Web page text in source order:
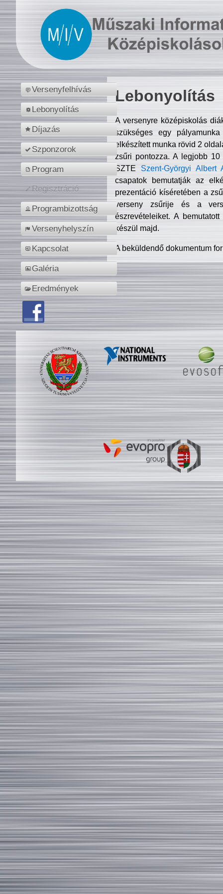
Versenyfelhívás
Lebonyolítás
Díjazás
Szponzorok
Program
Regisztráció
Programbizottság
Versenyhelyszín
Kapcsolat
Galéria
Eredmények
Lebonyolítás
A versenyre középiskolás
szükséges egy
elkészített munka rövid 2
zsűri pontozza. A legjobb
SZTE Szent-Györgyi Albert
csapatok bemutatják az
prezentáció kíséretében a
verseny zsűrije és a
észrevételeiket. A
készül majd.
A beküldendő dokumentum